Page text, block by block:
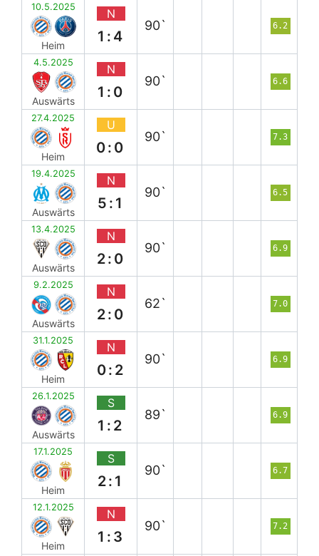
10.5.2025
Heim
N
1:4
90` 6.2
4.5.2025
Auswärts
N
1:0
90` 6.6
27.4.2025
Heim
U
0:0
90` 7.3
19.4.2025
Auswärts
N
5:1
90` 6.5
13.4.2025
Auswärts
N
2:0
90` 6.9
9.2.2025
Auswärts
N
2:0
62` 7.0
31.1.2025
Heim
N
0:2
90` 6.9
26.1.2025
Auswärts
S
1:2
89` 6.9
17.1.2025
Heim
S
2:1
90` 6.7
12.1.2025
Heim
N
1:3
90` 7.2